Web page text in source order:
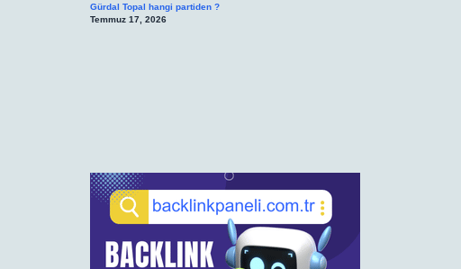
Gürdal Topal hangi partiden ?
Temmuz 17, 2026